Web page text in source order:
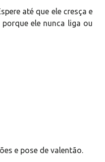
até que ele cresça e
ele nunca liga ou
e pose de valentão.